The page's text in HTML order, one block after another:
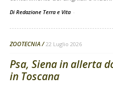
Di Redazione Terra e Vita -
ZOOTECNIA 22 Luglio 2026
Psa, Siena in allerta
in Toscana